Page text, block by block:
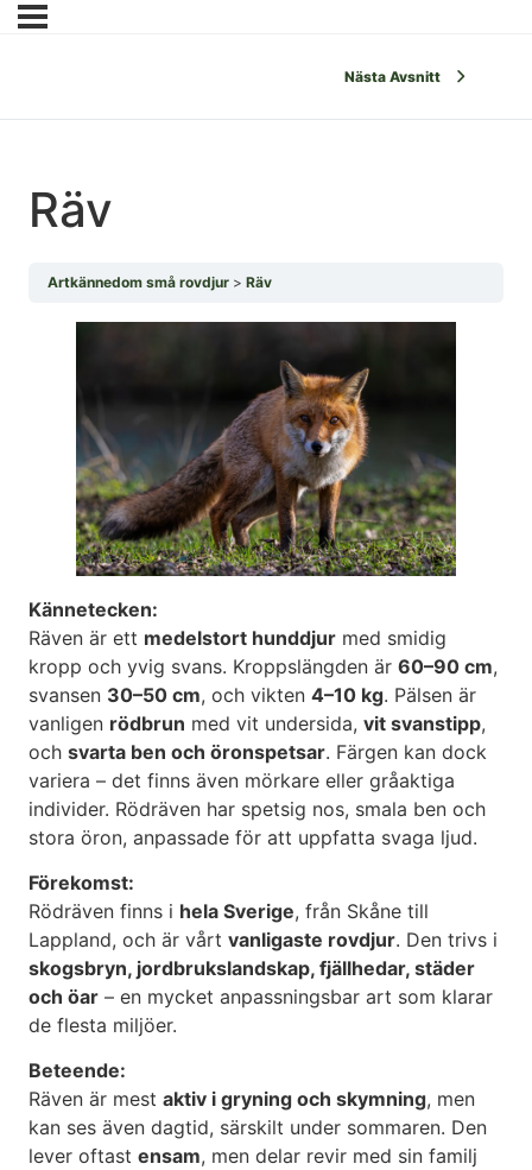
Nästa Avsnitt
Räv
Artkännedom små rovdjur Räv
Kännetecken:
Räven är ett medelstort hunddjur med smidig
kropp och yvig svans. Kroppslängden är 60–90 cm,
svansen 30–50 cm, och vikten 4–10 kg. Pälsen är
vanligen rödbrun med vit undersida, vit svanstipp,
och svarta ben och öronspetsar. Färgen kan dock
variera – det finns även mörkare eller gråaktiga
individer. Rödräven har spetsig nos, smala ben och
stora öron, anpassade för att uppfatta svaga ljud.
Förekomst:
Rödräven finns i hela Sverige, från Skåne till
Lappland, och är vårt vanligaste rovdjur. Den trivs i
skogsbryn, jordbrukslandskap, fjällhedar, städer
och öar – en mycket anpassningsbar art som klarar
de flesta miljöer.
Beteende:
Räven är mest aktiv i gryning och skymning, men
kan ses även dagtid, särskilt under sommaren. Den
lever oftast ensam, men delar revir med sin familj